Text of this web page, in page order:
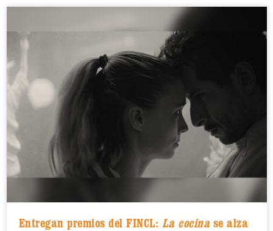
Entregan premios del FINCL: La cocinase alza